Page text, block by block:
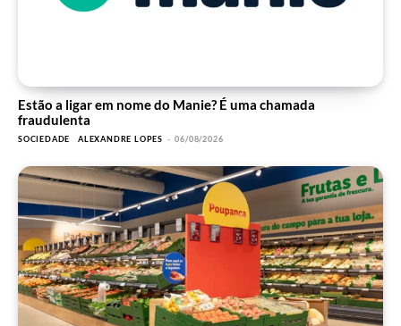
Estão a ligar em nome do Manie? É uma chamada
fraudulenta
SOCIEDADE ALEXANDRE LOPES - 06/08/2026